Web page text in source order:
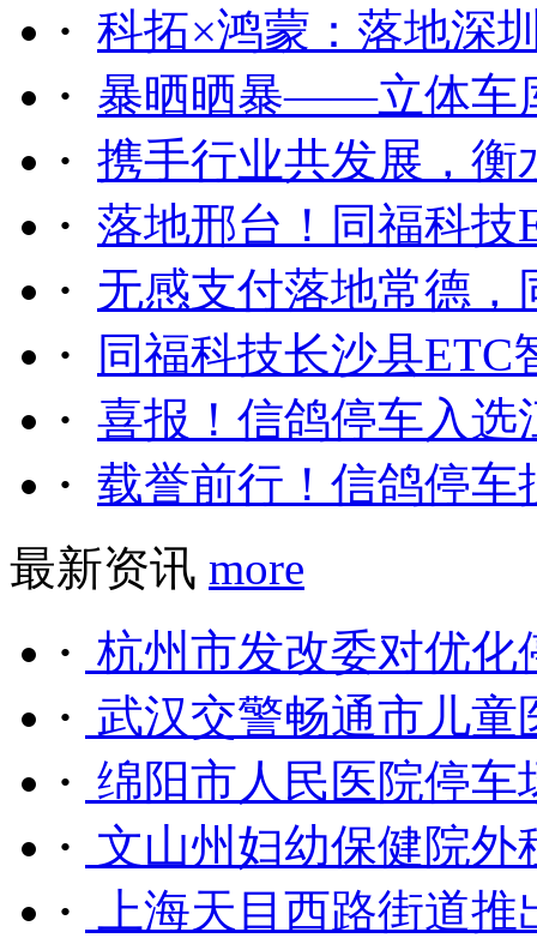
· 科拓×鸿蒙：落地深
· 暴晒晒暴——立体车
· 携手行业共发展，
· 落地邢台！同福科技
· 无感支付落地常德
·
同福科技长沙县
· 喜报！信鸽停车入
· 载誉前行！信鸽停
最新资讯 more
· 杭州市发改委对优化
· 武汉交警畅通市儿童
· 绵阳市人民医院停车
· 文山州妇幼保健院外
·
上海天目西路街道